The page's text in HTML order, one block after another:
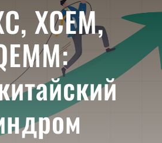
ETF
XCEM,